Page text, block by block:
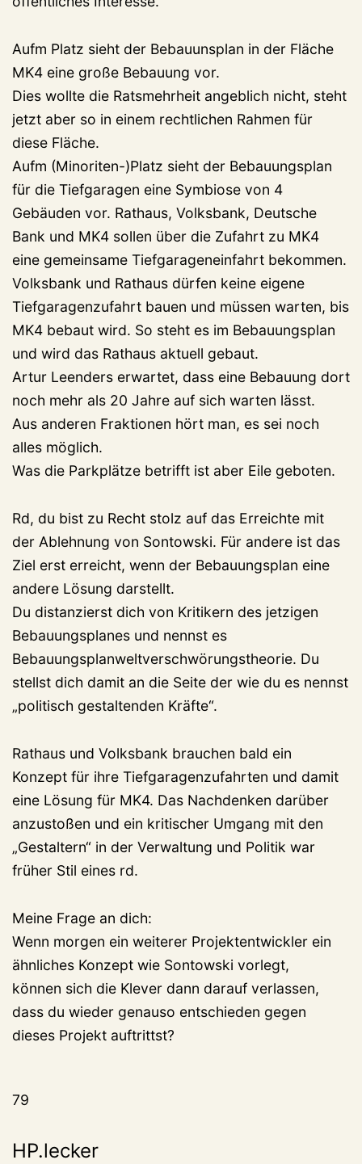
Aufm Platz sieht der Bebauunsplan in der Fläche
MK4 eine große Bebauung vor.
Dies wollte die Ratsmehrheit angeblich nicht, steht
jetzt aber so in einem rechtlichen Rahmen für
diese Fläche.
Aufm (Minoriten-)Platz sieht der Bebauungsplan
für die Tiefgaragen eine Symbiose von 4
Gebäuden vor. Rathaus, Volksbank, Deutsche
Bank und MK4 sollen über die Zufahrt zu MK4
eine gemeinsame Tiefgarageneinfahrt bekommen.
Volksbank und Rathaus dürfen keine eigene
Tiefgaragenzufahrt bauen und müssen warten, bis
MK4 bebaut wird. So steht es im Bebauungsplan
und wird das Rathaus aktuell gebaut.
Artur Leenders erwartet, dass eine Bebauung dort
noch mehr als 20 Jahre auf sich warten lässt.
Aus anderen Fraktionen hört man, es sei noch
alles möglich.
Was die Parkplätze betrifft ist aber Eile geboten.
Rd, du bist zu Recht stolz auf das Erreichte mit
der Ablehnung von Sontowski. Für andere ist das
Ziel erst erreicht, wenn der Bebauungsplan eine
andere Lösung darstellt.
Du distanzierst dich von Kritikern des jetzigen
Bebauungsplanes und nennst es
Bebauungsplanweltverschwörungstheorie. Du
stellst dich damit an die Seite der wie du es nennst
„politisch gestaltenden Kräfte“.
Rathaus und Volksbank brauchen bald ein
Konzept für ihre Tiefgaragenzufahrten und damit
eine Lösung für MK4. Das Nachdenken darüber
anzustoßen und ein kritischer Umgang mit den
„Gestaltern“ in der Verwaltung und Politik war
früher Stil eines rd.
Meine Frage an dich:
Wenn morgen ein weiterer Projektentwickler ein
ähnliches Konzept wie Sontowski vorlegt,
können sich die Klever dann darauf verlassen,
dass du wieder genauso entschieden gegen
dieses Projekt auftrittst?
79
HP.lecker